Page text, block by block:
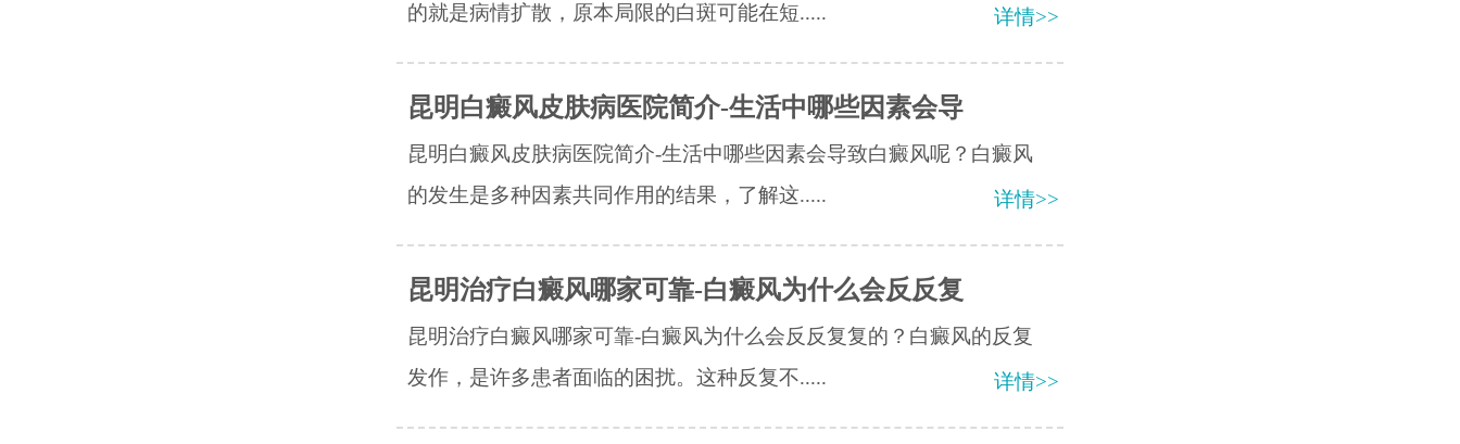
的就是病情扩散，原本局限的白斑可能在短.....
详情>>
昆明白癜风皮肤病医院简介-生活中哪些因素会导
昆明白癜风皮肤病医院简介-生活中哪些因素会导致白癜风呢？白癜风
的发生是多种因素共同作用的结果，了解这.....
详情>>
昆明治疗白癜风哪家可靠-白癜风为什么会反反复
昆明治疗白癜风哪家可靠-白癜风为什么会反反复复的？白癜风的反复
发作，是许多患者面临的困扰。这种反复不.....
详情>>